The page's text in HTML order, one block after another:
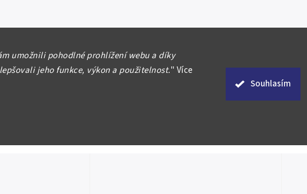
umožnili pohodlné prohlížení webu a díky
jeho funkce, výkon a použitelnost." Více
Souhlasím
Sdílet